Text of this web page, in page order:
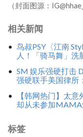
（封面图源：
相关新闻
鸟叔PSY〈江南
人！「骑马舞」洗
SM 娱乐强硬打击
强硬联手美国律所
【韩网热门】太
却从未参加
标签